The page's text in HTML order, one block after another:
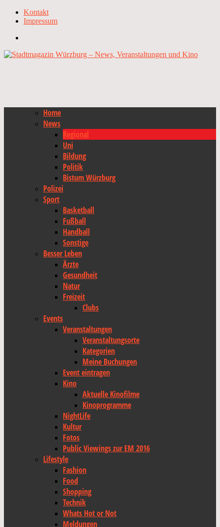
Kontakt
Impressum
Home
News
Regional
Uni
Bildung
Politik
Bistum Würzburg
Polizei
Sport
Basketball
Fußball
Handball
Sonstige
Besser Leben
Ärzte
Gesundheit
Natur
Freizeit
Clubs
Events
Veranstaltungen
Veranstaltungsorte
Kategorien
Meine Buchungen
Event eintragen
Kino
Aktuelle Kinofilme
Kinoprogramme
NightLife
Kultur
Fotos
Public Viewings zur EM 2016
Lifestyle
Fashion
Food
Shopping
Technik
Whats Hot or Not
Meldungen